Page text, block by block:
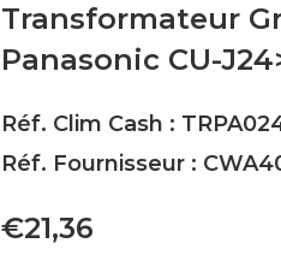
Transformateur
Panasonic CU-
Réf. Clim Cash :
Réf. Fournisseur :
€21,36